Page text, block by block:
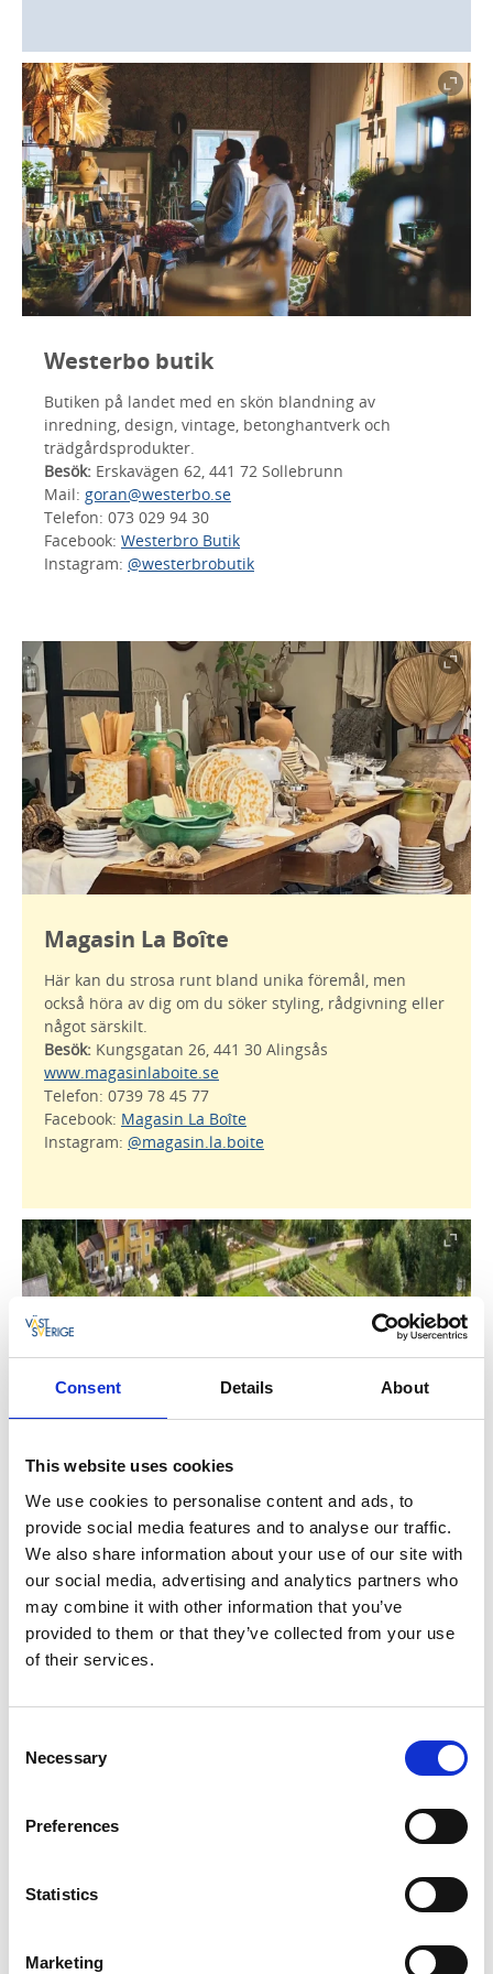
Consent Details About
This website uses cookies
We use cookies to personalise content and ads, to
provide social media features and to analyse our traffic.
We also share information about your use of our site with
our social media, advertising and analytics partners who
may combine it with other information that you’ve
provided to them or that they’ve collected from your use
of their services.
Selection
Necessary
Preferences
Statistics
Marketing
Westerbo butik
Butiken på landet med en skön blandning av
inredning, design, vintage, betonghantverk och
trädgårdsprodukter.
Besök: Erskavägen 62, 441 72 Sollebrunn
Mail: goran@westerbo.se
Telefon: 073 029 94 30
Facebook: Westerbro Butik
Instagram: @westerbrobutik
Magasin La Boîte
Här kan du strosa runt bland unika föremål, men
också höra av dig om du söker styling, rådgivning eller
något särskilt.
Besök: Kungsgatan 26, 441 30 Alingsås
www.magasinlaboite.se
Telefon: 0739 78 45 77
Facebook: Magasin La Boîte
Instagram: @magasin.la.boite
Östängs gård
Fårskinn, grönsaker, ägg, honung
Besök:Loo Östäng 135, 466 92 Sollebrunn
www.ostangsgard.se
Mail:info@ostangsgard.se
Telefon: 070945 33 33